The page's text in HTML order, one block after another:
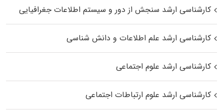
کارشناسی ارشد سنجش از دور و سیستم اطلاعات جغرافیایی
کارشناسی ارشد علم اطلاعات و دانش شناسی
کارشناسی ارشد علوم اجتماعی
کارشناسی ارشد علوم ارتباطات اجتماعی